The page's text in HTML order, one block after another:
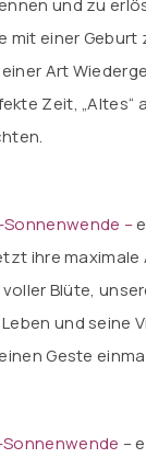
und zu
mit einer
Art
Zeit, „Altes“
Sonnenwende –
ihre
Blüte,
und seine
Geste
Sonnenwende –